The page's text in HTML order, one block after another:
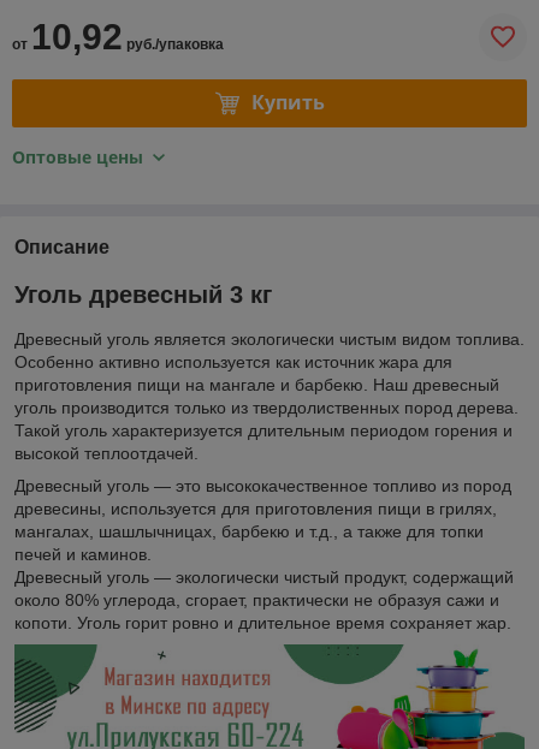
от 10,92 руб./упаковка
Купить
Оптовые цены
Описание
Уголь древесный 3 кг
Древесный уголь является экологически чистым видом топлива.
Особенно активно используется как источник жара для
приготовления пищи на мангале и барбекю. Наш древесный
уголь производится только из твердолиственных пород дерева.
Такой уголь характеризуется длительным периодом горения и
высокой теплоотдачей.
Древесный уголь — это высококачественное топливо из пород
древесины, используется для приготовления пищи в грилях,
мангалах, шашлычницах, барбекю и т.д., а также для топки
печей и каминов.
Древесный уголь — экологически чистый продукт, содержащий
около 80% углерода, сгорает, практически не образуя сажи и
копоти. Уголь горит ровно и длительное время сохраняет жар.